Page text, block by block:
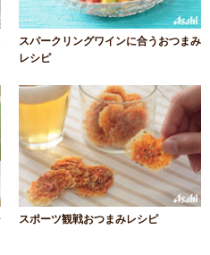
スパークリングワインに合うおつまみ
レシピ
スポーツ観戦おつまみレシピ